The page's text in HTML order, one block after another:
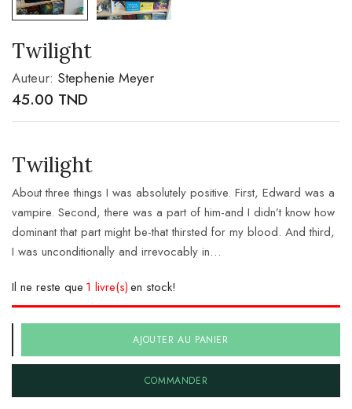
Twilight
Auteur: Stephenie Meyer
45.00 TND
Twilight
About three things I was absolutely positive. First, Edward was a
vampire. Second, there was a part of him-and I didn’t know how
dominant that part might be-that thirsted for my blood. And third,
I was unconditionally and irrevocably in…
Il ne reste que 1 livre(s)en stock!
AJOUTER AU PANIER
COMMANDER